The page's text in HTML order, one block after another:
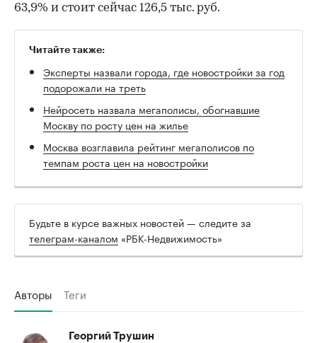
63,9% и стоит сейчас 126,5 тыс. руб.
Читайте также:
Эксперты назвали города, где новостройки за год
подорожали на треть
Нейросеть назвала мегаполисы, обогнавшие
Москву по росту цен на жилье
Москва возглавила рейтинг мегаполисов по
темпам роста цен на новостройки
Будьте в курсе важных новостей — следите за
телеграм-каналом «РБК-Недвижимость»
Авторы Теги
Георгий Трушин